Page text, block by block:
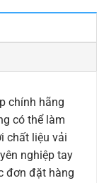
chính hãng
có thể làm
chất liệu vải
nghiệp tay
đơn đặt hàng